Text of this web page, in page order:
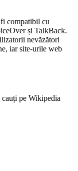
compatibil cu
și TalkBack.
nevăzători
iar site-urile web
cauți pe Wikipedia